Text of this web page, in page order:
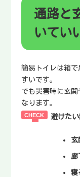
通路と
いてい
簡易トイレは箱
すいです。
でも災害時に玄関
なります。
避けた
玄
廊
寝